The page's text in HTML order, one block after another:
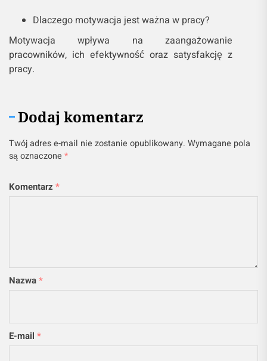
Dlaczego motywacja jest ważna w pracy?
Motywacja wpływa na zaangażowanie
pracowników, ich efektywność oraz satysfakcję z
pracy.
Dodaj komentarz
Twój adres e-mail nie zostanie opublikowany. Wymagane pola
są oznaczone *
Komentarz *
Nazwa*
E-mail *